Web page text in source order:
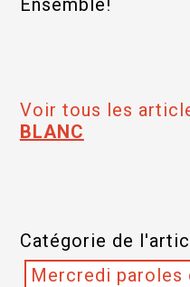
Ensemble!
Voir tous les
BLANC
Catégorie de
Mercredi paroles